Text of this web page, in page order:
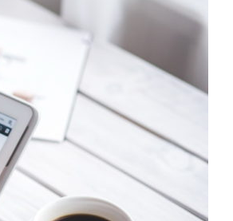
DOM
Szlachetna metalurgia we
wnętrzach: Balustrady mosiężne
jako wyraz ponadczasowego
luksusu i rzemiosła
artystycznego